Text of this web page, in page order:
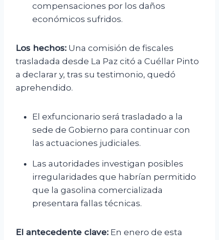
compensaciones por los daños
económicos sufridos.
Los hechos: Una comisión de fiscales
trasladada desde La Paz citó a Cuéllar Pinto
a declarar y, tras su testimonio, quedó
aprehendido.
El exfuncionario será trasladado a la
sede de Gobierno para continuar con
las actuaciones judiciales.
Las autoridades investigan posibles
irregularidades que habrían permitido
que la gasolina comercializada
presentara fallas técnicas.
El antecedente clave: En enero de esta